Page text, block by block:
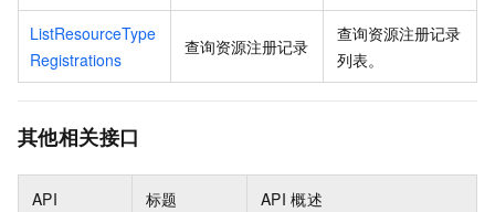
ListResourceType
Registrations
查询资源注册记录
查询资源注册记录
列表。
其他相关接口
API 标题 API 概述